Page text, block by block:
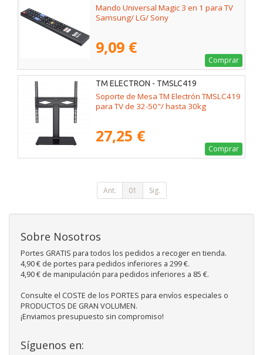
Mando Universal Magic 3 en 1 para TV
Samsung/ LG/ Sony
9,09 €
Comprar
TM ELECTRON - TMSLC419
Soporte de Mesa TM Electrón TMSLC419
para TV de 32-50"/ hasta 30kg
27,25 €
Comprar
Ant. 01 Sig.
Sobre Nosotros
Portes GRATIS para todos los pedidos a recoger en tienda.
4,90 € de portes para pedidos inferiores a 299 €.
4,90 € de manipulación para pedidos inferiores a 85 €.
Consulte el COSTE de los PORTES para envíos especiales o
PRODUCTOS DE GRAN VOLUMEN.
¡Enviamos presupuesto sin compromiso!
Síguenos en: